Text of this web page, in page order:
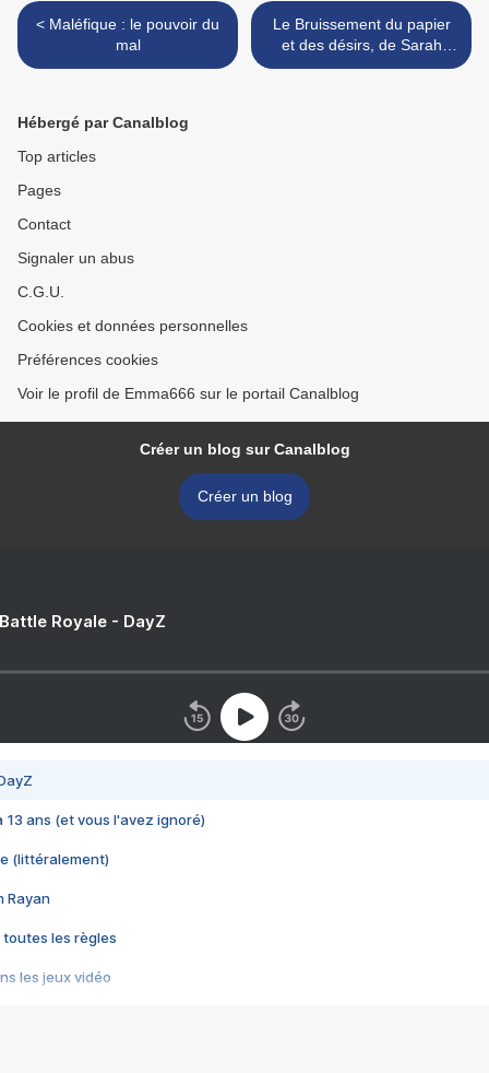
< Maléfique : le pouvoir du
mal
Le Bruissement du papier
et des désirs, de Sarah
McCoy >
Hébergé par Canalblog
Top articles
Pages
Contact
Signaler un abus
C.G.U.
Cookies et données personnelles
Préférences cookies
Voir le profil de Emma666 sur le portail Canalblog
Créer un blog sur Canalblog
Créer un blog
Royale - DayZ
13 ans (et vous l'avez ignoré)
(littéralement)
Rayan
toutes les règles
les jeux vidéo